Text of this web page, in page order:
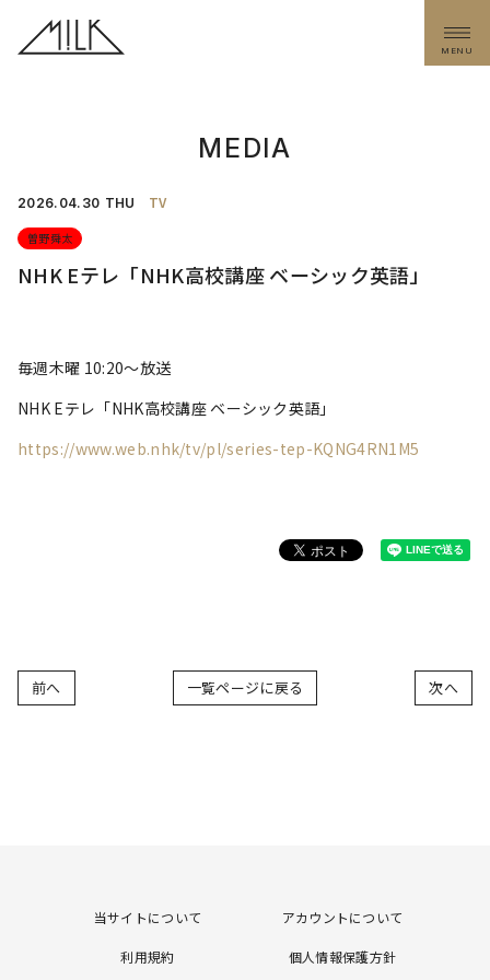
MENU
MEDIA
2026. 04.30 THU TV
曽野舜太
NHK Eテレ「NHK高校講座 ベーシック英語」
毎週木曜 10:20〜放送
NHK Eテレ「NHK高校講座 ベーシック英語」
https://www.web.nhk/tv/pl/series-tep-KQNG4RN1M5
次へ
一覧ページに戻る
前へ
当サイトについて アカウントについて
利用規約 個人情報保護方針